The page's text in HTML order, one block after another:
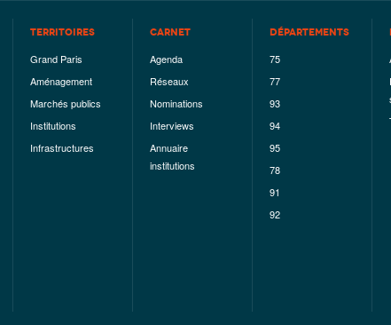
TERRITOIRES
Grand Paris
Aménagement
Marchés publics
Institutions
Infrastructures
CARNET
Agenda
Réseaux
Nominations
Interviews
Annuaire
institutions
DÉPARTEMENTS
75
77
93
94
95
78
91
92